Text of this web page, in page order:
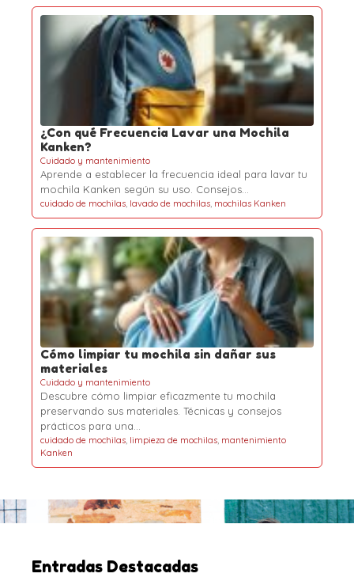
¿Con qué Frecuencia Lavar una Mochila
Kanken?
Cuidado y mantenimiento
Aprende a establecer la frecuencia ideal para lavar tu
mochila Kanken según su uso. Consejos…
cuidado de mochilas, lavado de mochilas, mochilas Kanken
Cómo limpiar tu mochila sin dañar sus
materiales
Cuidado y mantenimiento
Descubre cómo limpiar eficazmente tu mochila
preservando sus materiales. Técnicas y consejos
prácticos para una…
cuidado de mochilas, limpieza de mochilas, mantenimiento
Kanken
Entradas Destacadas